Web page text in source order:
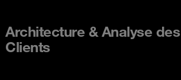
Architecture & Analyse
Clients